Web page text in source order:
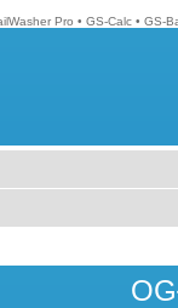
Pro • GS-Calc • GS-